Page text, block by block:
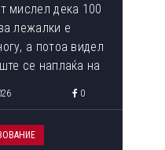
ЗА 2023 ГОДИНА
мислел дека 100
лежалки е
а потоа видел
се наплаќа на
0